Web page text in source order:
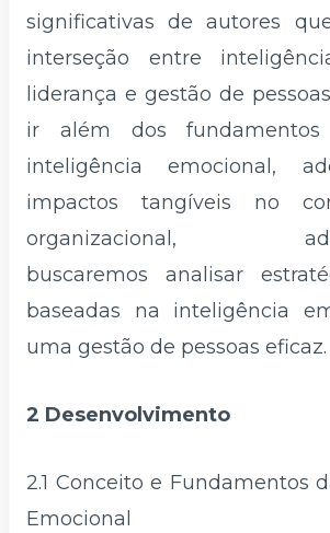
significativas de autores
interseção entre
liderança e gestão de
ir além dos
inteligência emocional,
impactos tangíveis no
organizacional,
buscaremos analisar
baseadas na inteligência
uma gestão de pessoas eficaz.
2 Desenvolvimento
2.1 Conceito e Fundamentos
Emocional